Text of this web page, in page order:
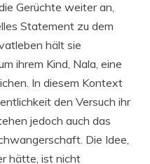
Gerüchte weiter an,
Statement zu dem
hält sie
ihrem Kind, Nala, eine
In diesem Kontext
den Versuch ihr
jedoch auch das
Die Idee,
hätte, ist nicht